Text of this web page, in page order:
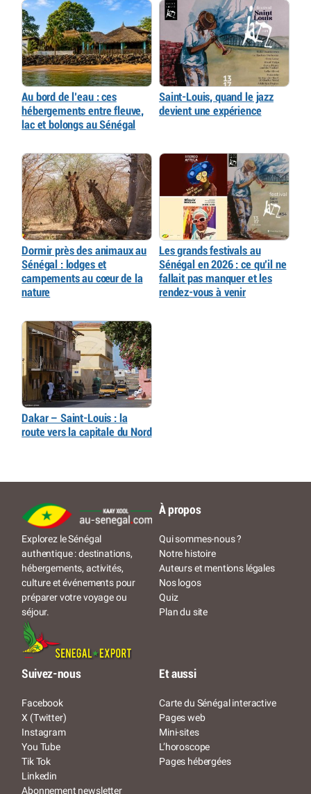
Au bord de l’eau : ces
hébergements entre fleuve,
lac et bolongs au Sénégal
Saint-Louis, quand le jazz
devient une expérience
Dormir près des animaux au
Sénégal : lodges et
campements au cœur de la
nature
Les grands festivals au
Sénégal en 2026 : ce qu’il ne
fallait pas manquer et les
rendez-vous à venir
Dakar – Saint-Louis : la
route vers la capitale du Nord
Explorez le Sénégal
authentique : destinations,
hébergements, activités,
culture et événements pour
préparer votre voyage ou
séjour.
À propos
Qui sommes-nous ?
Notre histoire
Auteurs et mentions légales
Nos logos
Quiz
Plan du site
Suivez-nous
Facebook
X (Twitter)
Instagram
You Tube
Tik Tok
Linkedin
Abonnement newsletter
Et aussi
Carte du Sénégal interactive
Pages web
Mini-sites
L’horoscope
Pages hébergées